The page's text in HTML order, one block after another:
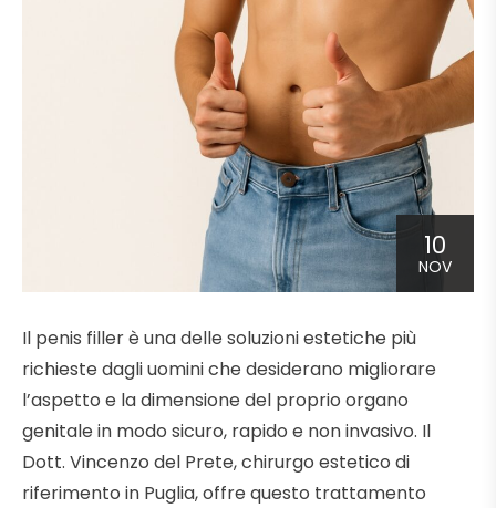
10
NOV
Il penis filler è una delle soluzioni estetiche più
richieste dagli uomini che desiderano migliorare
l’aspetto e la dimensione del proprio organo
genitale in modo sicuro, rapido e non invasivo. Il
Dott. Vincenzo del Prete, chirurgo estetico di
riferimento in Puglia, offre questo trattamento